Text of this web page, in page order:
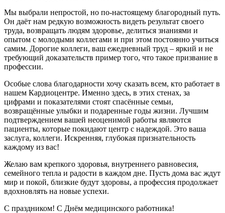
Мы выбрали непростой, но по-настоящему благородный путь.
Он даёт нам редкую возможность видеть результат своего
труда, возвращать людям здоровье, делиться знаниями и
опытом с молодыми коллегами и при этом постоянно учиться
самим. Дорогие коллеги, ваш ежедневный труд – яркий и не
требующий доказательств пример того, что такое призвание в
профессии.
Особые слова благодарности хочу сказать всем, кто работает в
нашем Кардиоцентре. Именно здесь, в этих стенах, за
цифрами и показателями стоят спасённые семьи,
возвращённые улыбки и подаренные годы жизни. Лучшим
подтверждением вашей неоценимой работы являются
пациенты, которые покидают центр с надеждой. Это ваша
заслуга, коллеги. Искренняя, глубокая признательность
каждому из вас!
Желаю вам крепкого здоровья, внутреннего равновесия,
семейного тепла и радости в каждом дне. Пусть дома вас ждут
мир и покой, близкие будут здоровы, а профессия продолжает
вдохновлять на новые успехи.
С праздником! С Днём медицинского работника!